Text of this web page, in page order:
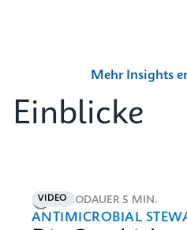
Einblicke
Mehr Insights
VIDEOVIDEODAUER 5 MIN.
ANTIMICROBIAL